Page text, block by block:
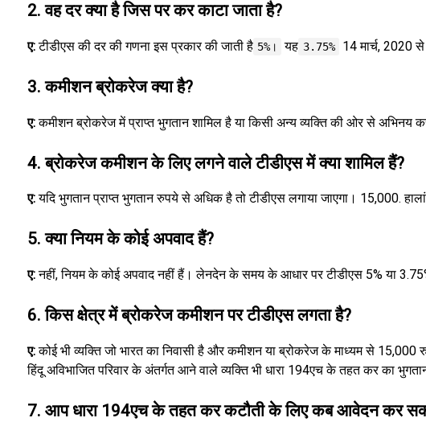
2. वह दर क्या है जिस पर कर काटा जाता है?
ए:टीडीएस की दर की गणना इस प्रकार की जाती है 5%। यह 3.75% 14 मार्च, 2020
3. कमीशन ब्रोकरेज क्या है?
ए:कमीशन ब्रोकरेज में प्राप्त भुगतान शामिल है या किसी अन्य व्यक्ति की ओर से अभिनय
4. ब्रोकरेज कमीशन के लिए लगने वाले टीडीएस में क्या शामिल हैं?
ए:यदि भुगतान प्राप्त भुगतान रुपये से अधिक है तो टीडीएस लगाया जाएगा। 15,000.
5. क्या नियम के कोई अपवाद हैं?
ए:नहीं, नियम के कोई अपवाद नहीं हैं। लेनदेन के समय के आधार पर टीडीएस 5% या
6. किस क्षेत्र में ब्रोकरेज कमीशन पर टीडीएस लगता है?
ए:कोई भी व्यक्ति जो भारत का निवासी है और कमीशन या ब्रोकरेज के माध्यम से
हिंदू अविभाजित परिवार के अंतर्गत आने वाले व्यक्ति भी धारा 194एच के तहत कर का
7. आप धारा 194एच के तहत कर कटौती के लिए कब आवेदन कर